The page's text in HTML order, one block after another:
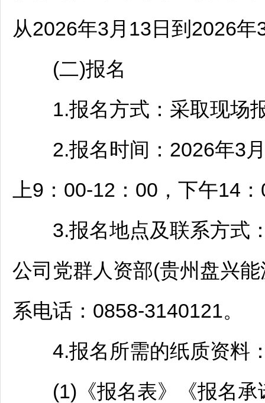
从2026年3月13日到2026年
(二)报名
1.报名方式：采取现场
2.报名时间：2026年3月
上9：00-12：00，下午14
3.报名地点及联系方式：
公司党群人资部(贵州盘兴
系电话：0858-3140121。
4.报名所需的纸质资料
(1)《报名表》《报名承